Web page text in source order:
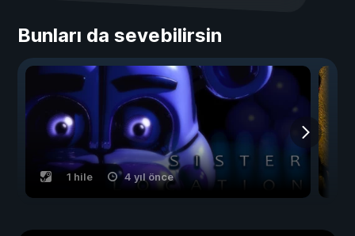
Bunları da sevebilirsin
1 hile 4 yıl önce